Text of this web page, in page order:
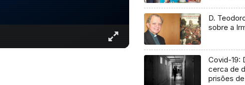
D.
sobre a
Covid-19:
cerca de
prisões